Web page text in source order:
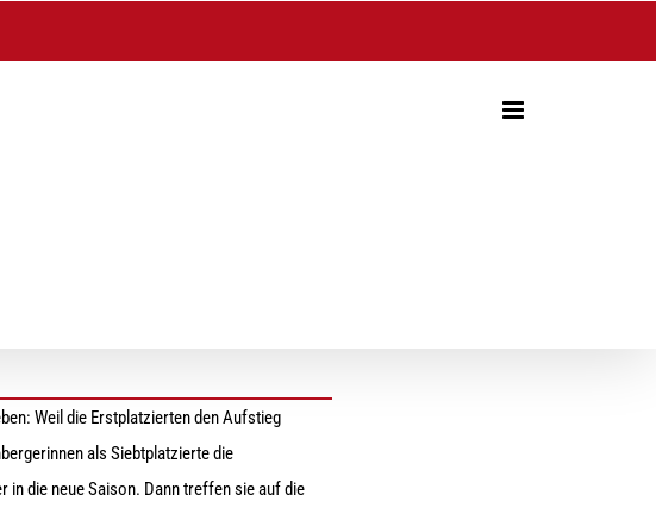
Weil die Erstplatzierten den Aufstieg
als Siebtplatzierte die
in die neue Saison. Dann treffen sie auf die